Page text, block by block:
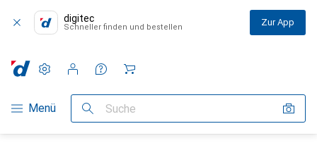
digitec
Schneller finden und bestellen Zur App
Navigation nach Kategorien
Menü Suche
Einstellungen
Kundenkonto
Vergleichslisten
Merklisten
Warenkorb